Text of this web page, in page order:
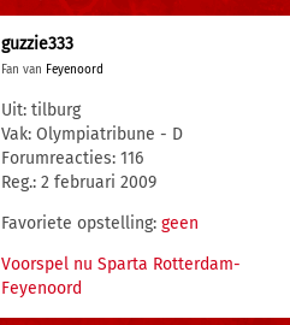
guzzie333
Fan van Feyenoord
Uit: tilburg
Vak: Olympiatribune - D
Forumreacties: 116
Reg.: 2 februari 2009
Favoriete opstelling: geen
Voorspel nu Sparta Rotterdam-
Feyenoord